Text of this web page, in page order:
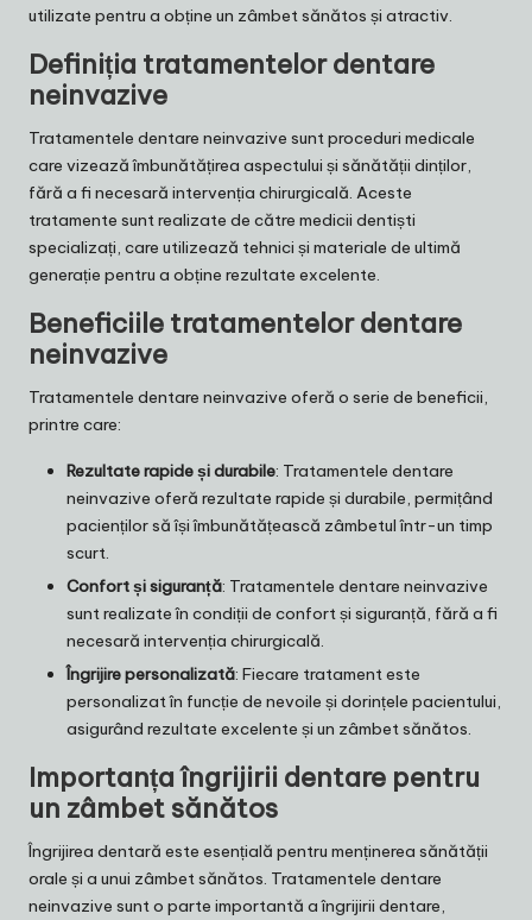
utilizate pentru a obține un zâmbet sănătos și atractiv.
Definiția tratamentelor dentare
neinvazive
Tratamentele dentare neinvazive sunt proceduri medicale
care vizează îmbunătățirea aspectului și sănătății dinților,
fără a fi necesară intervenția chirurgicală. Aceste
tratamente sunt realizate de către medicii dentiști
specializați, care utilizează tehnici și materiale de ultimă
generație pentru a obține rezultate excelente.
Beneficiile tratamentelor dentare
neinvazive
Tratamentele dentare neinvazive oferă o serie de beneficii,
printre care:
Rezultate rapide și durabile: Tratamentele dentare
neinvazive oferă rezultate rapide și durabile, permițând
pacienților să își îmbunătățească zâmbetul într-un timp
scurt.
Confort și siguranță: Tratamentele dentare neinvazive
sunt realizate în condiții de confort și siguranță, fără a fi
necesară intervenția chirurgicală.
Îngrijire personalizată: Fiecare tratament este
personalizat în funcție de nevoile și dorințele pacientului,
asigurând rezultate excelente și un zâmbet sănătos.
Importanța îngrijirii dentare pentru
un zâmbet sănătos
Îngrijirea dentară este esențială pentru menținerea sănătății
orale și a unui zâmbet sănătos. Tratamentele dentare
neinvazive sunt o parte importantă a îngrijirii dentare,